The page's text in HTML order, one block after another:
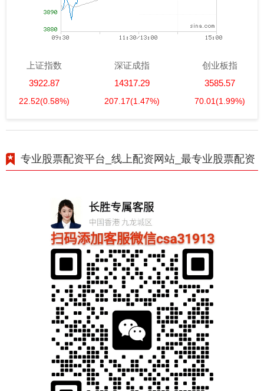
上证指数
3922.87
22.52(0.58%)
深证成指
14317.29
207.17(1.47%)
创业板指
3585.57
70.01(1.99%)
专业股票配资平台_线上配资网站_最专业股票配资